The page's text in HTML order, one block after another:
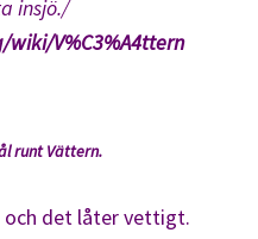
insjö./
V%C3%A4ttern
runt Vättern.
och det låter vettigt.